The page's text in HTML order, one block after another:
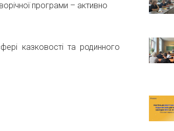
програми – активно
казковості та родинного